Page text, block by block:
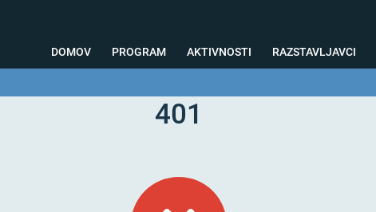
DOMOV PROGRAM AKTIVNOSTI
Testiranja
RAZSTAVLJAVCI
401